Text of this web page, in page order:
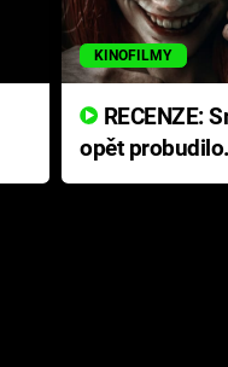
KINOFILMY
opět
přichází s